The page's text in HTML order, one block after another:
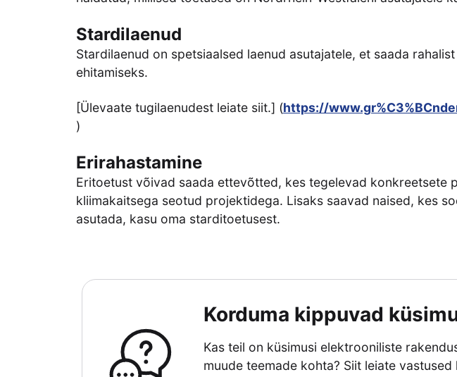
Stardilaenud
Stardilaenud on spetsiaalsed laenud asutajatele, et saada
ehitamiseks.
[Ülevaate tugilaenudest leiate siit.] (https://
)
Erirahastamine
Eritoetust võivad saada ettevõtted, kes tegelevad konkreetsete
kliimakaitsega seotud projektidega. Lisaks saavad naised, kes
asutada, kasu oma starditoetusest.
Korduma kippuvad
Kas teil on küsimusi elektrooniliste
muude teemade kohta? Siit leiate vastused